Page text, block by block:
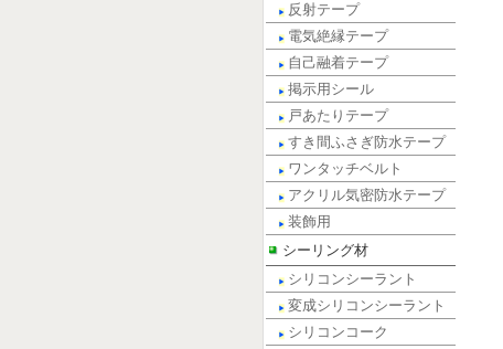
反射テープ
電気絶縁テープ
自己融着テープ
掲示用シール
戸あたりテープ
すき間ふさぎ防水テープ
ワンタッチベルト
アクリル気密防水テープ
装飾用
シーリング材
シリコンシーラント
変成シリコンシーラント
シリコンコーク